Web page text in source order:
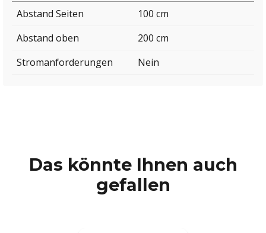
Abstand Seiten
100 cm
Abstand oben
200 cm
Stromanforderungen
Nein
Das könnte Ihnen auch
gefallen